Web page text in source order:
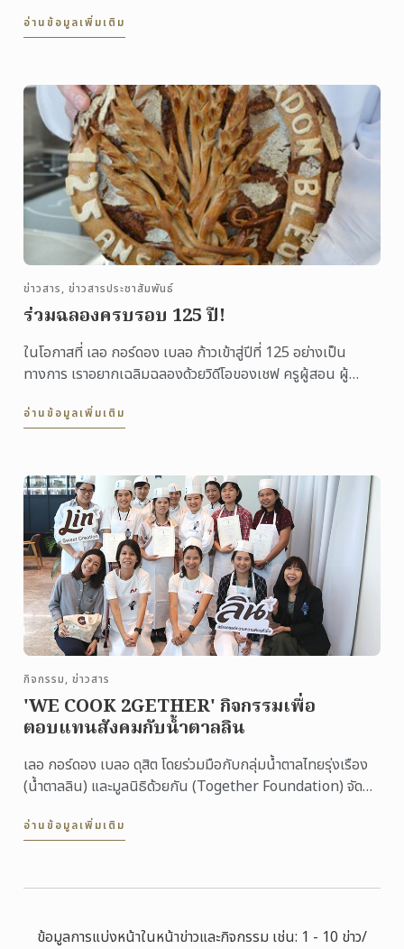
อ่านข้อมูลเพิ่มเติม
ข่าวสาร, ข่าวสารประชาสัมพันธ์
ร่วมฉลองครบรอบ 125 ปี!
ในโอกาสที่ เลอ กอร์ดอง เบลอ ก้าวเข้าสู่ปีที่ 125 อย่างเป็น
ทางการ เราอยากเฉลิมฉลองด้วยวิดีโอของเชฟ ครูผู้สอน ผู้
อ่านข้อมูลเพิ่มเติม
กิจกรรม, ข่าวสาร
'WE COOK 2GETHER' กิจกรรมเพื่อ
ตอบแทนสังคมกับน้ำตาลลิน
เลอ กอร์ดอง เบลอ ดุสิต โดยร่วมมือกับกลุ่มน้ำตาลไทยรุ่งเรือง
(น้ำตาลลิน) และมูลนิธิด้วยกัน (Together Foundation) จัด
อ่านข้อมูลเพิ่มเติม
ข้อมูลการแบ่งหน้าในหน้าข่าวและกิจกรรม เช่น: 1 - 10 ข่าว/